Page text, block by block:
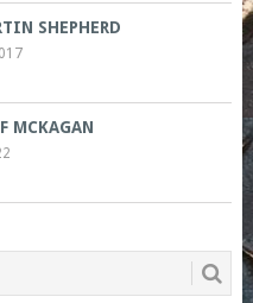
SHEPHERD
MCKAGAN